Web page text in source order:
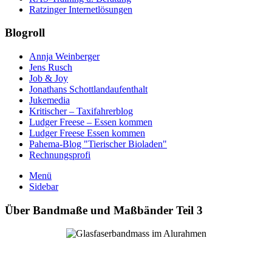
Ratzinger Internetlösungen
Blogroll
Annja Weinberger
Jens Rusch
Job & Joy
Jonathans Schottlandaufenthalt
Jukemedia
Kritischer – Taxifahrerblog
Ludger Freese – Essen kommen
Ludger Freese Essen kommen
Pahema-Blog "Tierischer Bioladen"
Rechnungsprofi
Menü
Sidebar
Über Bandmaße und Maßbänder Teil 3